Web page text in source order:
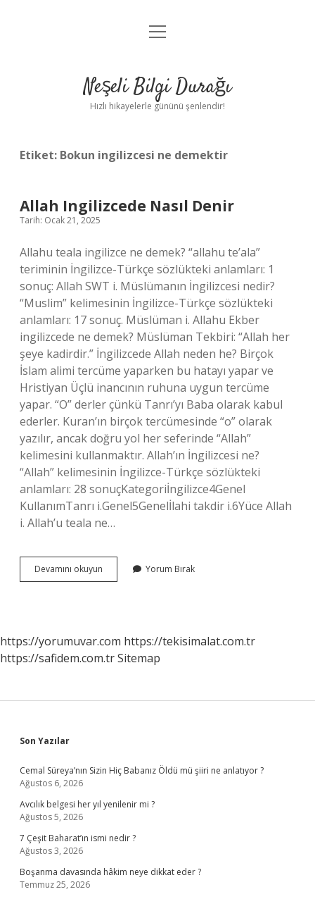
Anasayfa
Yasal Uyarı
menüyü
Neşeli Bilgi Durağı
Hızlı hikayelerle gününü şenlendir!
Etiket: Bokun ingilizcesi ne demektir
Allah Ingilizcede Nasıl Denir
Tarih: Ocak 21, 2025
Allahu teala ingilizce ne demek? “allahu te’ala”
teriminin İngilizce-Türkçe sözlükteki anlamları: 1
sonuç: Allah SWT i. Müslümanın İngilizcesi nedir?
“Muslim” kelimesinin İngilizce-Türkçe sözlükteki
anlamları: 17 sonuç. Müslüman i. Allahu Ekber
ingilizcede ne demek? Müslüman Tekbiri: “Allah her
şeye kadirdir.” İngilizcede Allah neden he? Birçok
İslam alimi tercüme yaparken bu hatayı yapar ve
Hristiyan Üçlü inancının ruhuna uygun tercüme
yapar. “O” derler çünkü Tanrı’yı ​​Baba olarak kabul
ederler. Kuran’ın birçok tercümesinde “o” olarak
yazılır, ancak doğru yol her seferinde “Allah”
kelimesini kullanmaktır. Allah’ın İngilizcesi ne?
“Allah” kelimesinin İngilizce-Türkçe sözlükteki
anlamları: 28 sonuçKategoriİngilizce4Genel
KullanımTanrı i.Genel5Genelİlahi takdir i.6Yüce Allah
i. Allah’u teala ne…
Devamını okuyun
Ingilizcede
Yorum Bırak
https://yorumuvar.com https://tekisimalat.com.tr
https://safidem.com.trSitemap
Sidebar
Son Yazılar
Cemal Süreya’nın Sizin Hiç Babanız Öldü mü şiiri ne anlatıyor ?
Ağustos 6, 2026
Avcılık belgesi her yıl yenilenir mi ?
Ağustos 5, 2026
7 Çeşit Baharat’ın ismi nedir ?
Ağustos 3, 2026
Boşanma davasında hâkim neye dikkat eder ?
Temmuz 25, 2026